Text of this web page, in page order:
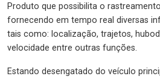
Produto que possibilita o
fornecendo em tempo real diversas
tais como: localização, trajetos,
velocidade entre outras funções.
Estando desengatado do veículo